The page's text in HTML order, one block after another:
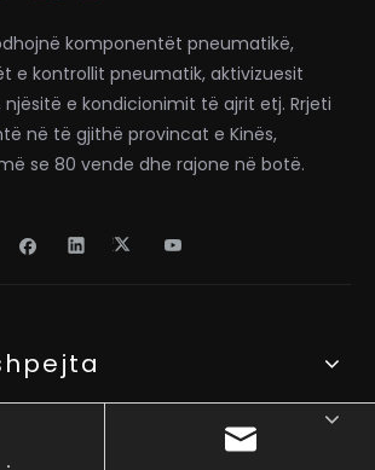
komponentët pneumatikë,
e kontrollit pneumatik, aktivizuesit
e kondicionimit të ajrit etj. Rrjeti
në të gjithë provincat e Kinës,
se 80 vende dhe rajone në botë.